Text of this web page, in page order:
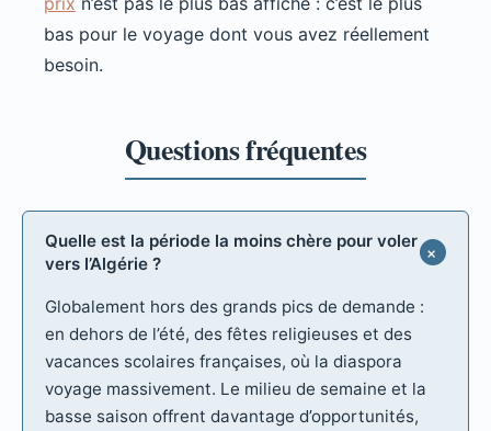
bas pour le voyage dont vous avez réellement
besoin.
Quelle est la période la moins chère pour voler
vers l’Algérie ?
Globalement hors des grands pics de demande :
en dehors de l’été, des fêtes religieuses et des
vacances scolaires françaises, où la diaspora
voyage massivement. Le milieu de semaine et la
basse saison offrent davantage d’opportunités,